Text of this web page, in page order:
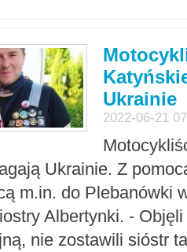
Ukrainie
2022-06-21
Ukrainie. Z
m.in. do Plebanówki
Albertynki. -
nie zostawili sióstr